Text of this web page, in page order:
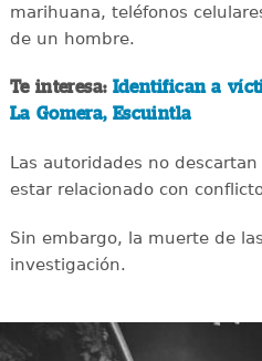
marihuana, teléfonos
de un hombre.
Te interesa: Identifican a
La Gomera, Escuintla
Las autoridades no
estar relacionado con
Sin embargo, la muerte de
investigación.